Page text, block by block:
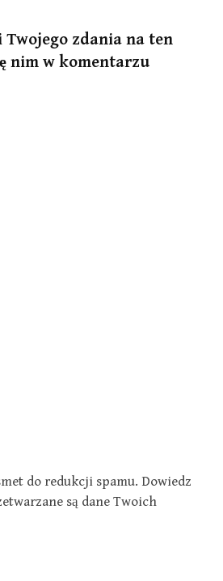
Twojego zdania na ten
nim w komentarzu
do redukcji spamu. Dowiedz
są dane Twoich